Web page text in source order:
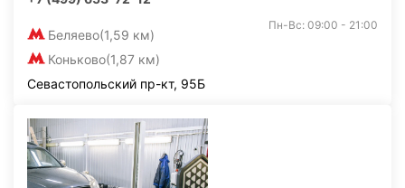
Беляево(1,59 км)
Коньково(1,87 км)
Пн-Вс: 09:00 - 21:00
Севастопольский пр-кт, 95Б